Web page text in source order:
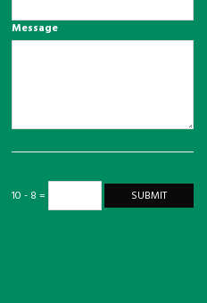
Message
10 - 8 = SUBMIT